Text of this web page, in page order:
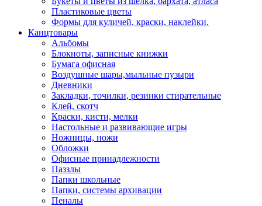
Пластиковые цветы
Формы для куличей, краски, наклейки.
Канцтовары
Альбомы
Блокноты, записные книжки
Бумага офисная
Воздушные шары,мыльные пузыри
Дневники
Закладки, точилки, резинки стирательные
Клей, скотч
Краски, кисти, мелки
Настольные и развивающие игры
Ножницы, ножи
Обложки
Офисные принадлежности
Паззлы
Папки школьные
Папки, системы архивации
Пеналы